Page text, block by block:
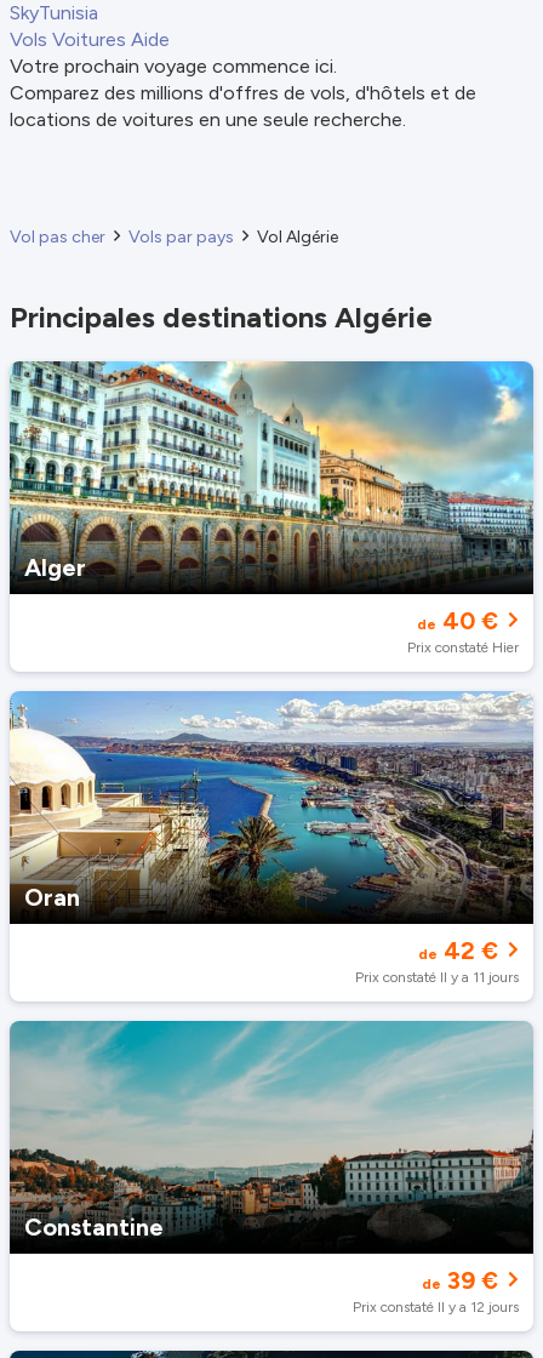
SkyTunisia
Vols Voitures Aide
Votre prochain voyage commence ici.
Comparez des millions d'offres de vols, d'hôtels et de
locations de voitures en une seule recherche.
Vol pas cher Vols par pays Vol Algérie
Principales destinations Algérie
Alger
de 40 €
Prix constaté Hier
Oran
de 42 €
Prix constaté Il y a 11 jours
Constantine
de 39 €
Prix constaté Il y a 12 jours